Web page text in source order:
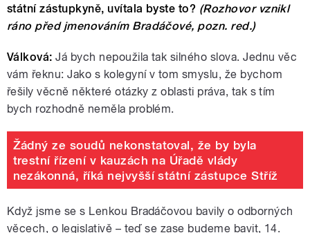
státní zástupkyně, uvítala byste to? (Rozhovor vznikl
ráno před jmenováním Bradáčové, pozn. red.)
Válková:Já bych nepoužila tak silného slova. Jednu věc
vám řeknu: Jako s kolegyní v tom smyslu, že bychom
řešily věcně některé otázky z oblasti práva, tak s tím
bych rozhodně neměla problém.
Žádný ze soudů nekonstatoval, že by byla
trestní řízení v kauzách na Úřadě vlády
nezákonná, říká nejvyšší státní zástupce Stříž
Když jsme se s Lenkou Bradáčovou bavily o odborných
věcech, o legislativě – teď se zase budeme bavit, 14.